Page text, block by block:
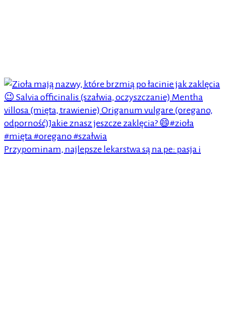
Przypominam, najlepsze lekarstwa są na pe: pasja i